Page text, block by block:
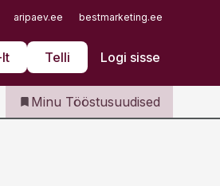
aripaev.ee bestmarketing.ee
lt Telli Logi sisse
Iseteenindus
Telli Tööstusuudised
Minu Tööstusuudised